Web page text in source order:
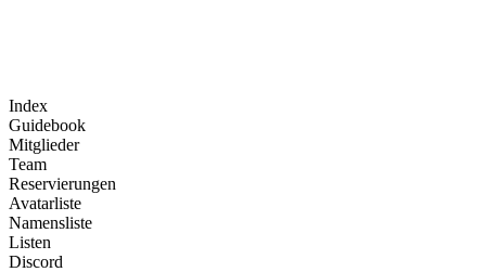
Index
Guidebook
Mitglieder
Team
Reservierungen
Avatarliste
Namensliste
Listen
Discord